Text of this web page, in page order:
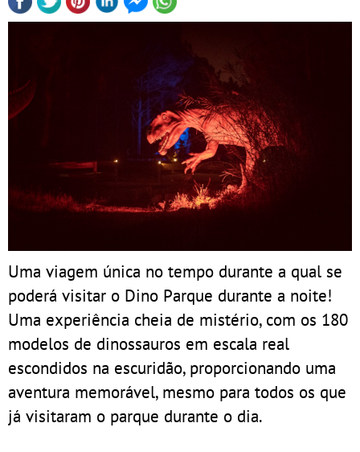
Uma viagem única no tempo durante a qual se
poderá visitar o Dino Parque durante a noite!
Uma experiência cheia de mistério, com os 180
modelos de dinossauros em escala real
escondidos na escuridão, proporcionando uma
aventura memorável, mesmo para todos os que
já visitaram o parque durante o dia.